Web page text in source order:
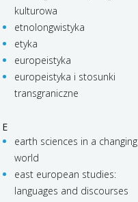
kulturowa
etnolongwistyka
etyka
europeistyka
europeistyka i stosunki
transgraniczne
E
earth sciences in a changing
world
east european studies:
languages and discourses